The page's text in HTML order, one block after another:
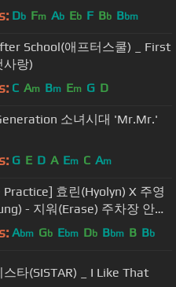
Db Fm Ab Eb F Bb Bbm
School(애프터스쿨) _ First
사랑)
C Am Bm Em G D
소녀시대 'Mr.Mr.'
G E D A Em C Am
Practice] 효린(Hyolyn) X 주영
- 지워(Erase) 주차장 안무
Abm Gb Ebm Db Bbm B Bb
타(SISTAR) _ I Like That